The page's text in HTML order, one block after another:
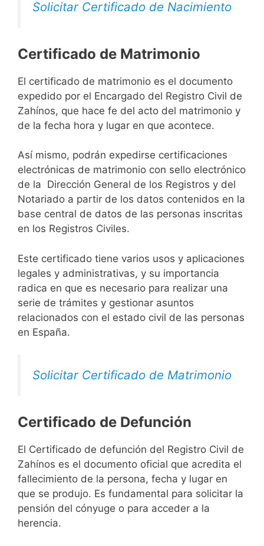
Solicitar Certificado de Nacimiento
Certificado de Matrimonio
El certificado de matrimonio es el documento
expedido por el Encargado del Registro Civil de
Zahínos, que hace fe del acto del matrimonio y
de la fecha hora y lugar en que acontece.
Así mismo, podrán expedirse certificaciones
electrónicas de matrimonio con sello electrónico
de la Dirección General de los Registros y del
Notariado a partir de los datos contenidos en la
base central de datos de las personas inscritas
en los Registros Civiles.
Este certificado tiene varios usos y aplicaciones
legales y administrativas, y su importancia
radica en que es necesario para realizar una
serie de trámites y gestionar asuntos
relacionados con el estado civil de las personas
en España.
Solicitar Certificado de Matrimonio
Certificado de Defunción
El Certificado de defunción del Registro Civil de
Zahínos es el documento oficial que acredita el
fallecimiento de la persona, fecha y lugar en
que se produjo. Es fundamental para solicitar la
pensión del cónyuge o para acceder a la
herencia.